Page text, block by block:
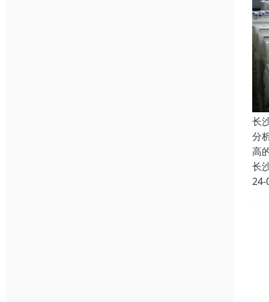
长
分
高
长
24-